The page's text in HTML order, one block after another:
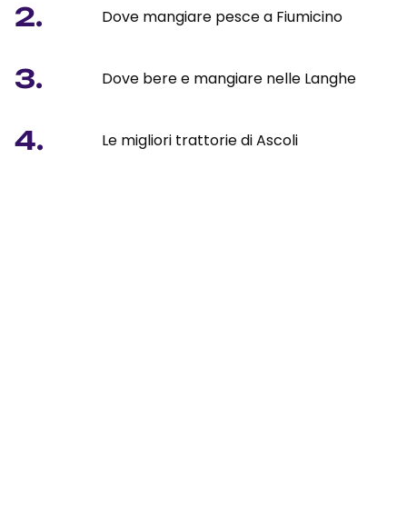
2. Dove mangiare pesce a Fiumicino
3. Dove bere e mangiare nelle Langhe
4. Le migliori trattorie di Ascoli